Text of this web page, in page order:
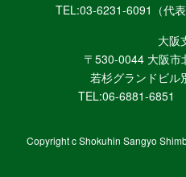
TEL:03-6231-6091（代
大阪
〒530-0044 大阪
若杉グランドビル
TEL:06-6881-6851
Copyright c Shokuhin Sangyo